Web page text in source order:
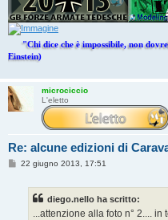
"Chi dice che è impossibile, non
Einstein)
microciccio
L'eletto
Re: alcune edizioni di
M22 giugno 2013, 17:51
diego.nello ha scritto:
...attenzione alla foto n° 2.... in